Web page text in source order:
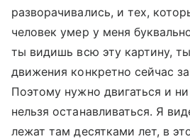
разворачивались, и тех,
человек умер у меня
ты видишь всю эту картину,
движения конкретно сейчас
Поэтому нужно двигаться и
нельзя останавливаться. Я
лежат там десятками лет, в